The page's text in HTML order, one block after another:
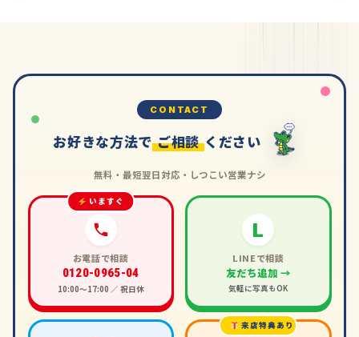
CONTACT
お好きな方法で ご相談 ください
無料・最短翌日対応・しつこい営業ナシ
いますぐ
お電話で相談
0120-0965-04
10:00〜17:00 ／ 祝日休
L
LINEで相談
友だち追加 →
気軽に写真もOK
来店特典あり